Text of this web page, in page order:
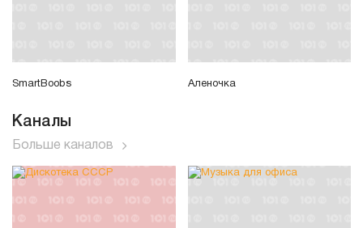
SmartBoobs Аленочка
Каналы
Больше каналов